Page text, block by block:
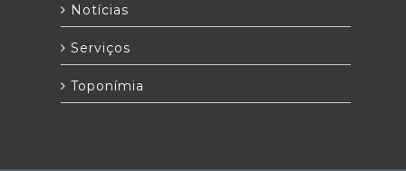
Notícias
Serviços
Toponímia